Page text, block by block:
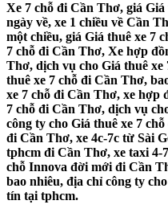
Xe 7 chỗ đi Cần Thơ, giá
ngày về, xe 1 chiều về Cần
một chiều, giá Giá thuê xe 7
7 chỗ đi Cần Thơ, Xe hợp
Thơ, dịch vụ cho Giá thuê
thuê xe 7 chỗ đi Cần Thơ,
xe 7 chỗ đi Cần Thơ, xe hợp
7 chỗ đi Cần Thơ, dịch vụ
công ty cho Giá thuê xe 7
đi Cần Thơ, xe 4c-7c từ Sài
tphcm đi Cần Thơ, xe taxi 4-
chỗ Innova đời mới đi Cần
bao nhiêu, địa chỉ công ty
tín tại tphcm.